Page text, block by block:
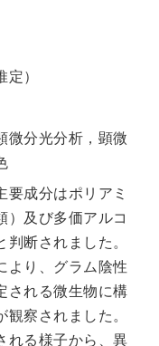
）
微分光分析，顕微
要成分はポリアミ
）及び多価アルコ
断されました。
より、グラム陰性
される微生物に構
察されました。
れる様子から、異